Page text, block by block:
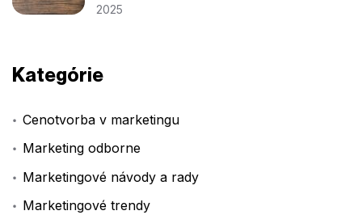
2025
Kategórie
Cenotvorba v marketingu
Marketing odborne
Marketingové návody a rady
Marketingové trendy